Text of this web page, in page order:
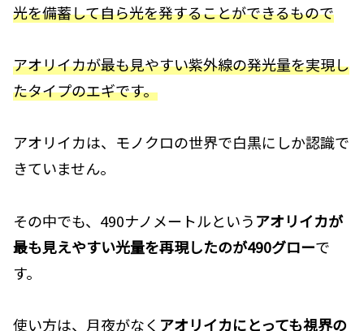
光を備蓄して自ら光を発することができるもので
アオリイカが最も見やすい紫外線の発光量を実現し
たタイプのエギです。
アオリイカは、モノクロの世界で白黒にしか認識で
きていません。
その中でも、490ナノメートルというアオリイカが
最も見えやすい光量を再現したのが490グローで
す。
使い方は、月夜がなく アオリイカにとっても視界の